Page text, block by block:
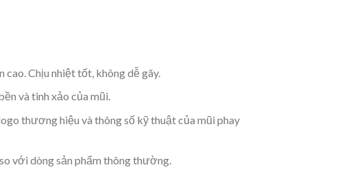
Chịu nhiệt tốt, không dễ gãy.
và tinh xảo của mũi.
thương hiệu và thông số kỹ thuật của mũi phay
với dòng sản phẩm thông thường.